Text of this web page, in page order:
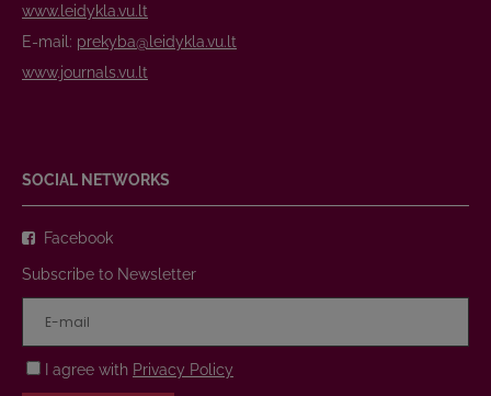
www.leidykla.vu.lt
E-mail: prekyba@leidykla.vu.lt
www.journals.vu.lt
SOCIAL NETWORKS
Facebook
Subscribe to Newsletter
I agree with Privacy Policy